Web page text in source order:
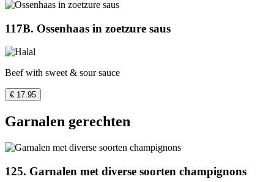
117B. Ossenhaas in zoetzure saus
Beef with sweet & sour sauce
€ 17.95
Garnalen gerechten
125. Garnalen met diverse soorten champignons